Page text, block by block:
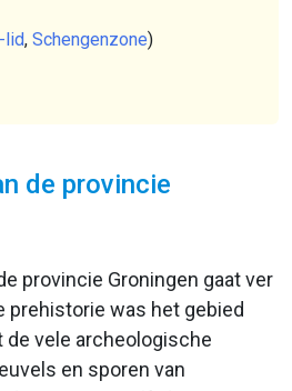
lid, Schengenzone)
de provincie
provincie Groningen gaat ver
prehistorie was het gebied
de vele archeologische
en sporen van